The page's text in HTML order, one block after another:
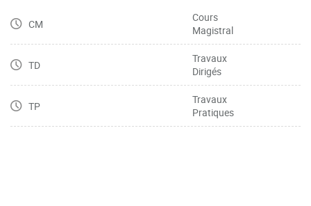
CM
Cours
Magistral
TD
Travaux
Dirigés
TP
Travaux
Pratiques